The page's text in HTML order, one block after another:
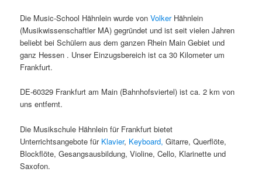
Die Music-School Hähnlein wurde vonVolkerHähnlein
(Musikwissenschaftler MA) gegründet und ist seit vielen Jahren
beliebt bei Schülern aus dem ganzen Rhein Main Gebiet und
ganz Hessen . Unser Einzugsbereich ist ca 30 Kilometer um
Frankfurt.
DE-60329 Frankfurt am Main (Bahnhofsviertel) ist ca. 2 km von
uns entfernt.
Die Musikschule Hähnlein für Frankfurt bietet
Unterrichtsangebote für Klavier, Keyboard,Gitarre, Querflöte,
Blockflöte, Gesangsausbildung, Violine, Cello, Klarinette und
Saxofon.